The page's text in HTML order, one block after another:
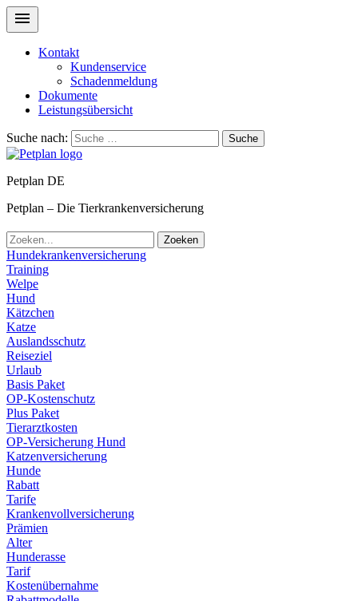
Kontakt
Kundenservice
Schadenmeldung
Dokumente
Leistungsübersicht
Suche nach: Suche
Petplan DE
Petplan – Die Tierkrankenversicherung
Zoeken
Hundekrankenversicherung
Training
Welpe
Hund
Kätzchen
Katze
Auslandsschutz
Reiseziel
Urlaub
Basis Paket
OP-Kostenschutz
Plus Paket
Tierarztkosten
OP-Versicherung Hund
Katzenversicherung
Hunde
Rabatt
Tarife
Krankenvollversicherung
Prämien
Alter
Hunderasse
Tarif
Kostenübernahme